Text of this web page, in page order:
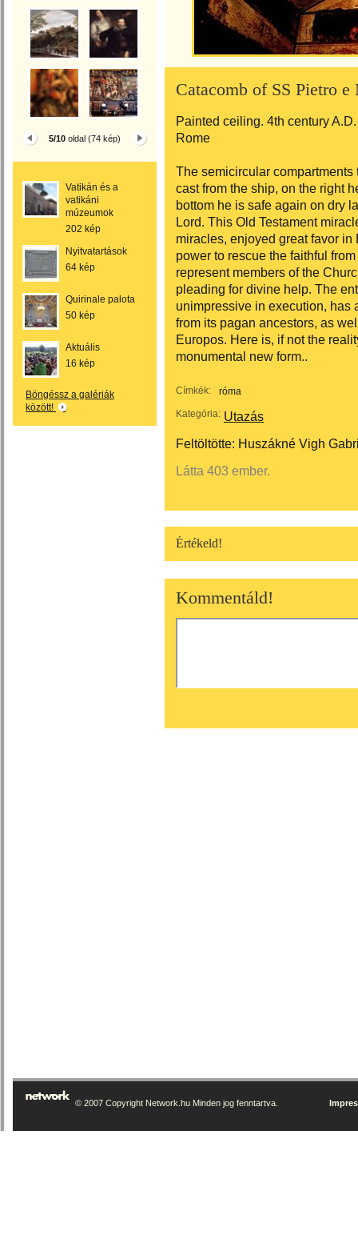
5/10 oldal (74 kép)
Vatikán és a
vatikáni
múzeumok
202 kép
Nyitvatartások
64 kép
Quirinale palota
50 kép
Aktuális
16 kép
Böngéssz a galériák
között!
Catacomb of SS Pietro
Painted ceiling. 4th century
Rome
The semicircular
cast from the ship, on the right
bottom he is safe again on dry
Lord. This Old Testament
miracles, enjoyed great favor
power to rescue the faithful
represent members of the
pleading for divine help. The
unimpressive in execution, has
from its pagan ancestors, as
Europos. Here is, if not the
monumental new form..
Címkék:
róma
Kategória: Utazás
Feltöltötte: Huszákné Vigh
Látta 403 ember.
Értékeld!
Kommentáld!
© 2007 Copyright Network.hu Minden jog fenntartva.